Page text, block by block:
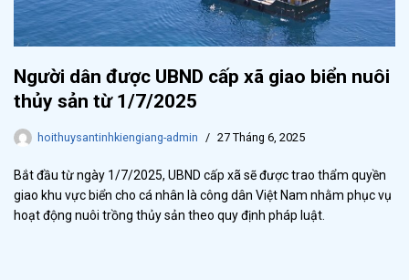
Người dân được UBND cấp xã giao biển nuôi
thủy sản từ 1/7/2025
hoithuysantinhkiengiang-admin 27 Tháng 6, 2025
Bắt đầu từ ngày 1/7/2025, UBND cấp xã sẽ được trao thẩm quyền
giao khu vực biển cho cá nhân là công dân Việt Nam nhằm phục vụ
hoạt động nuôi trồng thủy sản theo quy định pháp luật.